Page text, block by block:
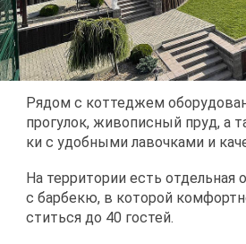
Ря­дом с кот­те­джем
про­гу­лок, жи­во­пис­ный пруд, а
ки с удоб­ны­ми ла­воч­ка­ми и
На тер­ри­то­рии есть от­дель­ная
с бар­бекю, в ко­то­рой
стить­ся до 40 го­стей.